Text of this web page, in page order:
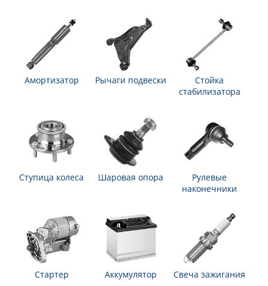
Амортизатор Рычаги подвески
Стойка
стабилизатора
Ступица колеса Шаровая опора
Рулевые
наконечники
Стартер Аккумулятор Свеча зажигания